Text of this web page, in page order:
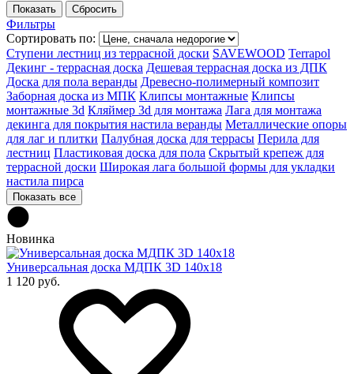
Фильтры
Сортировать по:
Ступени лестниц из террасной доски SAVEWOOD Terrapol
Декинг - террасная доска Дешевая террасная доска из ДПК
Доска для пола веранды Древесно-полимерный композит
Заборная доска из МПК Клипсы монтажные Клипсы
монтажные 3d Кляймер 3d для монтажа Лага для монтажа
декинга для покрытия настила веранды Металлические опоры
для лаг и плитки Палубная доска для террасы Перила для
лестниц Пластиковая доска для пола Скрытый крепеж для
террасной доски Широкая лага большой формы для укладки
настила пирса
Показать все
Новинка
Универсальная доска МДПК 3D 140x18
1 120 руб.